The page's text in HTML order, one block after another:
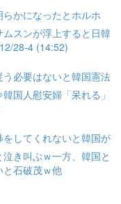
かになったとホルホ
スンが浮上すると日韓
28-4 (14:52)
必要はないと韓国憲法
国人慰安婦「呆れる」
してくれないと韓国が
き叫ぶｗ一方、韓国と
石破茂ｗ他